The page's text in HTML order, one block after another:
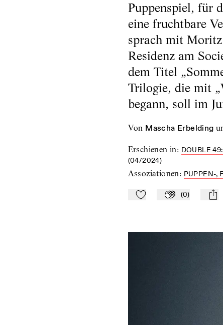
Puppenspiel, für
eine fruchtbare
sprach mit Moritz
Residenz am
dem Titel
Trilogie, die mit
begann, soll im
von Mascha Erbelding
Erschienen in: DOUBLE
(04/2024)
Assoziationen: PUPPEN-,
Zu Mein-TdZ hinzufügen
Applaudieren
(0) mail